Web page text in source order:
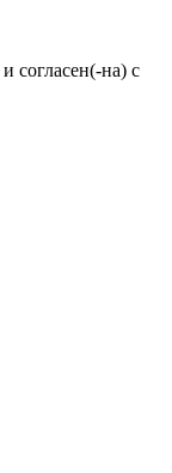
и согласен(-на) с